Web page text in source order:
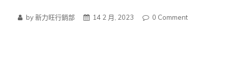
by 新力旺行銷部 14 2 月, 2023 0 Comment